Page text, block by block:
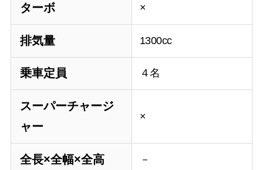
ターボ ×
排気量 1300cc
乗車定員 ４名
スーパーチャージ
ャー
×
全長×全幅×全高 －